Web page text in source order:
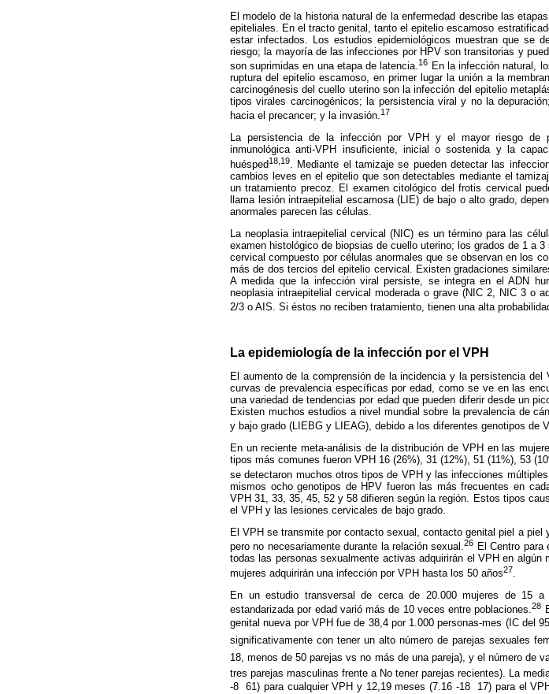
El modelo de la historia natural de la enfermedad describe las
epiteliales. En el tracto genital, tanto el epitelio escamoso
estar infectados. Los estudios epidemiológicos muestran que se
riesgo; la mayoría de las infecciones por HPV son transitorias y
son suprimidas en una etapa de latencia.16 En la infección natural,
ruptura del epitelio escamoso, en primer lugar la unión a la
carcinogénesis del cuello uterino son la infección del epitelio
tipos virales carcinogénicos; la persistencia viral y no la
hacia el precancer; y la invasión.17
La persistencia de la infección por VPH y el mayor riesgo de
inmunológica anti-VPH insuficiente, inicial o sostenida y la
huésped18,19
. Mediante el tamizaje se pueden detectar las
cambios leves en el epitelio que son detectables mediante el
un tratamiento precoz. El examen citológico del frotis cervical
llama lesión intraepitelial escamosa (LIE) de bajo o alto grado,
anormales parecen las células.
La neoplasia intraepitelial cervical (NIC) es un término para las
examen histológico de biopsias de cuello uterino; los grados de 1 a
cervical compuesto por células anormales que se observan en los
más de dos tercios del epitelio cervical. Existen gradaciones
A medida que la infección viral persiste, se integra en el ADN
neoplasia intraepitelial cervical moderada o grave (NIC 2, NIC 3 o
2/3 o AIS. Si éstos no reciben tratamiento, tienen una alta
La epidemiología de la infección por el VPH
El aumento de la comprensión de la incidencia y la persistencia
curvas de prevalencia específicas por edad, como se ve en las
una variedad de tendencias por edad que pueden diferir desde un
Existen muchos estudios a nivel mundial sobre la prevalencia de
y bajo grado (LIEBG y LIEAG), debido a los diferentes genotipos de
En un reciente meta-análisis de la distribución de VPH en las
tipos más comunes fueron VPH 16 (26%), 31 (12%), 51 (11%), 53
se detectaron muchos otros tipos de VPH y las infecciones
mismos ocho genotipos de HPV fueron las más frecuentes en
VPH 31, 33, 35, 45, 52 y 58 difieren según la región. Estos tipos
el VPH y las lesiones cervicales de bajo grado.
El VPH se transmite por contacto sexual, contacto genital piel a
pero no necesariamente durante la relación sexual.26 El Centro para
todas las personas sexualmente activas adquirirán el VPH en
mujeres adquirirán una infección por VPH hasta los 50 años27
En un estudio transversal de cerca de 20.000 mujeres de 15
estandarizada por edad varió más de 10 veces entre poblaciones.28
genital nueva por VPH fue de 38,4 por 1.000 personas-mes (IC del
significativamente con tener un alto número de parejas sexuales
18, menos de 50 parejas vs no más de una pareja), y el número de
tres parejas masculinas frente a No tener parejas recientes). La
-8  61) para cualquier VPH y 12,19 meses (7.16 -18  17) para el